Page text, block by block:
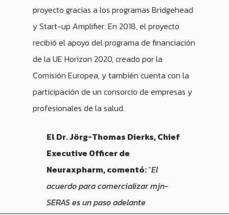
proyecto gracias a los programas Bridgehead
y Start-up Amplifier. En 2018, el proyecto
recibió el apoyo del programa de financiación
de la UE Horizon 2020, creado por la
Comisión Europea, y también cuenta con la
participación de un consorcio de empresas y
profesionales de la salud.
El Dr. Jörg-Thomas Dierks, Chief
Executive Officer de
Neuraxpharm, comentó:“El
acuerdo para comercializarmjn-
SERASes un paso adelante